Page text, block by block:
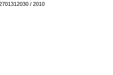
/ 2010